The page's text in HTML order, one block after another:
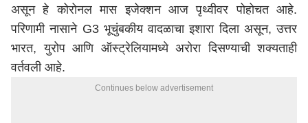
असून हे कोरोनल मास इजेक्शन आज पृथ्वीवर पोहोचत आहे.
परिणामीनासाने G3 भूचुंबकीय वादळाचा इशारा दिला असून, उत्तर
भारत, युरोप आणि ऑस्ट्रेलियामध्ये अरोरा दिसण्याची शक्यताही
वर्तवलीआहे.
Continues below advertisement